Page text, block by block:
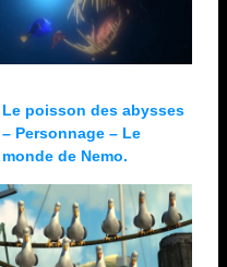
Le poisson des abysses
– Personnage – Le
monde de Nemo.